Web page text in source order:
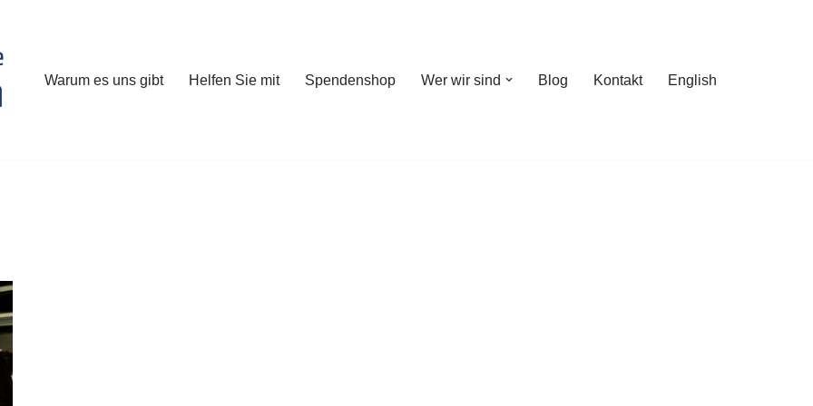
Warum es uns gibt Helfen Sie mit Spendenshop Wer wir sind Blog Kontakt English